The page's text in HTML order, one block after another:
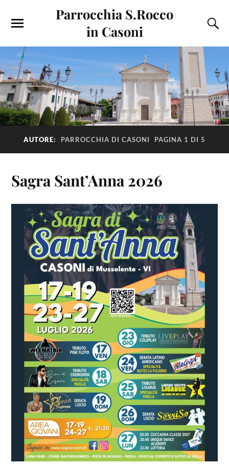
Parrocchia S.Rocco
in Casoni
AUTORE: PARROCCHIA DI CASONI PAGINA 1 DI 5
Sagra Sant’Anna 2026